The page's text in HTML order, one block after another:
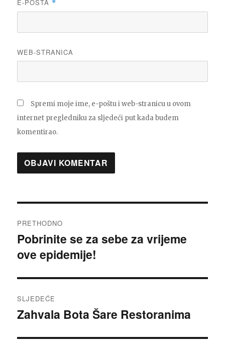
E-POŠTA *
WEB-STRANICA
Spremi moje ime, e-poštu i web-stranicu u ovom
internet pregledniku za sljedeći put kada budem
komentirao.
objava
PRETHODNO
Prethodna
objava:
Pobrinite se za sebe za vrijeme
ove epidemije!
SLJEDEĆE
Sljedeća
Zahvala Bota Šare Restoranima